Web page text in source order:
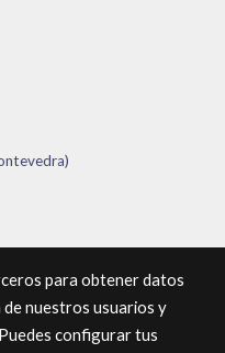
para obtener datos
nuestros usuarios y
configurar tus